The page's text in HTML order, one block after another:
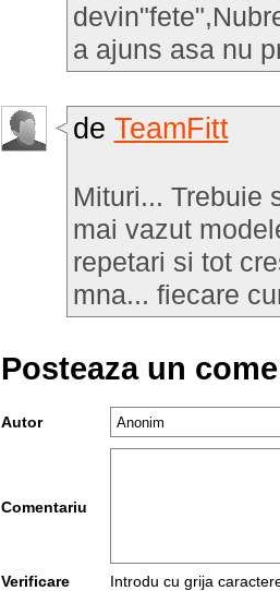
a ajuns asa nu
de TeamFitt
Mituri... Trebuie
mai vazut
repetari si tot
mna... fiecare
Posteaza un
Autor
Comentariu
Verificare Introdu cu grija